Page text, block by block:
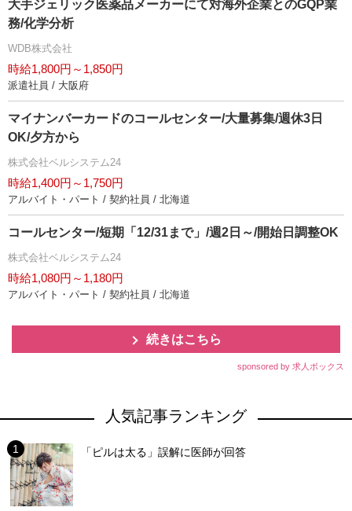
大手ジェリック医薬品メーカーにて対海外企業とのGQP業
務/化学分析
WDB株式会社
時給1,800円～1,850円
派遣社員 / 大阪府
マイナンバーカードのコールセンター/大量募集/週休3日
OK/夕方から
株式会社ベルシステム24
時給1,400円～1,750円
アルバイト・パート / 契約社員 / 北海道
コールセンター/短期「12/31まで」/週2日～/開始日調整OK
株式会社ベルシステム24
時給1,080円～1,180円
アルバイト・パート / 契約社員 / 北海道
続きはこちら
sponsored by 求人ボックス
人気記事ランキング
「ピルは太る」誤解に医師が回答